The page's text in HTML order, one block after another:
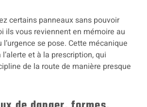
certains panneaux sans pouvoir
ils vous reviennent en mémoire au
se pose. Cette mécanique
et à la prescription, qui
de la route de manière presque